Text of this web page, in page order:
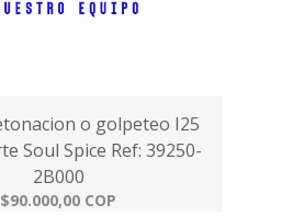
o golpeteo I25
Soul Spice Ref: 39250-
2B000
$90.000,00 COP